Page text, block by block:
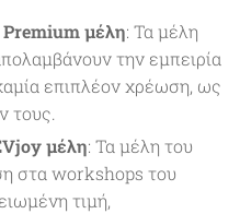
μέλη: Τα μέλη
την εμπειρία
επιπλέον χρέωση, ως
τους.
μέλη: Τα μέλη του
στα workshops του
τιμή,